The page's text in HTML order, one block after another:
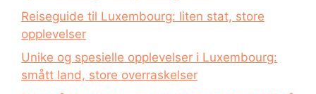
Reiseguide til Luxembourg: liten stat, store
opplevelser
Unike og spesielle opplevelser i Luxembourg:
smått land, store overraskelser